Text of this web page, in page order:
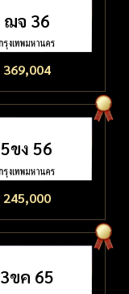
ฌจ 36
369,004
5ขง 56
245,000
3ขค 65